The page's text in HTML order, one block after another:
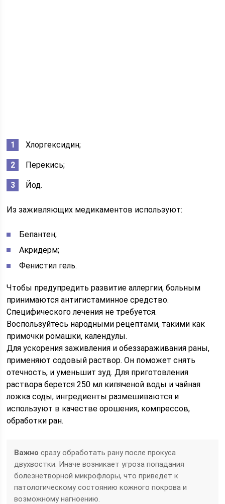
Хлоргексидин;
Перекись;
Йод.
Из заживляющих медикаментов используют:
Бепантен;
Акридерм;
Фенистил гель.
Чтобы предупредить развитие аллергии, больным
принимаются антигистаминное средство.
Специфического лечения не требуется.
Воспользуйтесь народными рецептами, такими как
примочки ромашки, календулы.
Для ускорения заживления и обеззараживания раны,
применяют содовый раствор. Он поможет снять
отечность, и уменьшит зуд. Для приготовления
раствора берется 250 мл кипяченой воды и чайная
ложка соды, ингредиенты размешиваются и
используют в качестве орошения, компрессов,
обработки ран.
Важно сразу обработать рану после прокуса
двухвостки. Иначе возникает угроза попадания
болезнетворной микрофлоры, что приведет к
патологическому состоянию кожного покрова и
возможному нагноению.